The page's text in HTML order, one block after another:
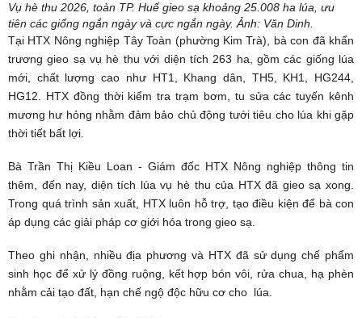
Vụ hè thu 2026, toàn TP. Huế gieo sạ khoảng 25.008 ha lúa, ưu
tiên các giống ngắn ngày và cực ngắn ngày. Ảnh: Văn Dinh.
Tại HTX Nông nghiệp Tây Toàn (phường Kim Trà), bà con đã khẩn
trương gieo sạ vụ hè thu với diện tích 263 ha, gồm các giống lúa
mới, chất lượng cao như HT1, Khang dân, TH5, KH1, HG244,
HG12. HTX đồng thời kiểm tra trạm bơm, tu sửa các tuyến kênh
mương hư hỏng nhằm đảm bảo chủ động tưới tiêu cho lúa khi gặp
thời tiết bất lợi.
Bà Trần Thị Kiều Loan - Giám đốc HTX Nông nghiệp thông tin
thêm, đến nay, diện tích lúa vụ hè thu của HTX đã gieo sạ xong.
Trong quá trình sản xuất, HTX luôn hỗ trợ, tạo điều kiện để bà con
áp dụng các giải pháp cơ giới hóa trong gieo sạ.
Theo ghi nhận, nhiều địa phương và HTX đã sử dụng chế phẩm
sinh học để xử lý đồng ruộng, kết hợp bón vôi, rửa chua, hạ phèn
nhằm cải tạo đất, hạn chế ngộ độc hữu cơ cho lúa.